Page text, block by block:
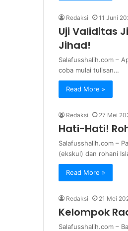
Redaksi 11 Juni
Uji Validitas
Jihad!
Salafusshalih.com –
coba mulai tulisan…
Read More »
Redaksi 27 Mei
Hati-Hati!
Salafusshalih.com –
(ekskul) dan rohani
Read More »
Redaksi 21 Mei
Kelompok
Salafusshalih.com –